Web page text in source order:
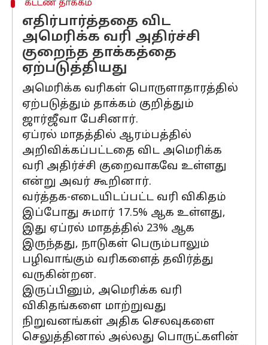
கட்டண தாக்கம்
எதிர்பார்த்ததை விட
அமெரிக்க வரி அதிர்ச்சி
குறைந்த தாக்கத்தை
ஏற்படுத்தியது
அமெரிக்க வரிகள் பொருளாதாரத்தில்
ஏற்படுத்தும் தாக்கம் குறித்தும்
ஜார்ஜீவா பேசினார்.
ஏப்ரல் மாதத்தில் ஆரம்பத்தில்
அறிவிக்கப்பட்டதை விட அமெரிக்க
வரி அதிர்ச்சி குறைவாகவே உள்ளது
என்று அவர் கூறினார்.
வர்த்தக-எடையிடப்பட்ட வரி விகிதம்
இப்போது சுமார் 17.5% ஆக உள்ளது,
இது ஏப்ரல் மாதத்தில் 23% ஆக
இருந்தது, நாடுகள் பெரும்பாலும்
பழிவாங்கும் வரிகளைத் தவிர்த்து
வருகின்றன.
இருப்பினும், அமெரிக்க வரி
விகிதங்களை மாற்றுவது
நிறுவனங்கள் அதிக செலவுகளை
செலுத்தினால் அல்லது பொருட்களின்